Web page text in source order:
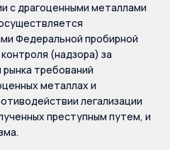
с драгоценными металлами
Федеральной пробирной
(надзора) за
требований
металлах и
легализации
преступным путем, и